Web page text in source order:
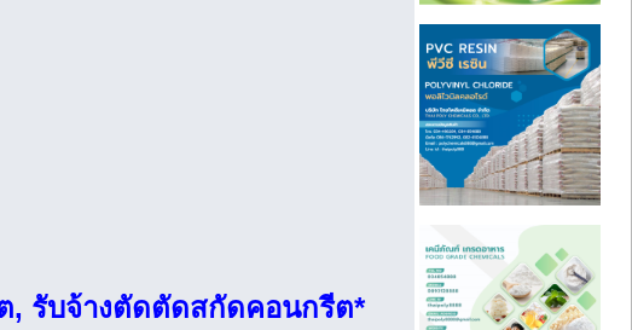
, รับจ้างตัดตัดสกัดคอนกรีต*